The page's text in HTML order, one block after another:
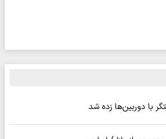
با دوربین‌ها زده شد